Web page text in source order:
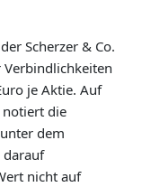
Scherzer & Co.
je Aktie. Auf
notiert die
dem
nicht auf